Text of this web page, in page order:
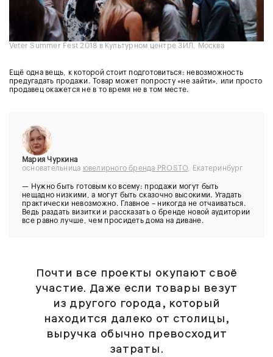
Veter Summer Fest 2018 в Культурном центре ЗИЛ, Москва
Ещё одна вещь, к которой стоит подготовиться: невозможность
предугадать продажи. Товар может попросту «не зайти», или просто
продавец окажется не в то время не в том месте.
Мария Чуркина
основательница ювелирного бренда PROSTO , Екатеринбург
— Нужно быть готовым ко всему: продажи могут быть
нещадно низкими, а могут быть сказочно высокими. Угадать
практически невозможно. Главное – никогда не отчаиваться.
Ведь раздать визитки и рассказать о бренде новой аудитории
все равно лучше, чем просидеть дома на диване.
Почти все проекты окупают своё
участие. Даже если товары везут
из другого города, который
находится далеко от столицы,
выручка обычно превосходит
затраты.